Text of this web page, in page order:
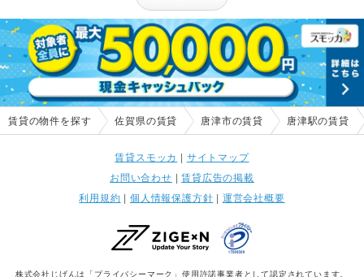
賃貸の物件を探す 佐賀県の賃貸 唐津市の賃貸 唐津駅の賃貸
賃貸スモッカ | サイトマップ
お問い合わせ |賃貸広告の掲載
利用規約 | 個人情報保護方針 | 運営会社概要
株式会社じげんは「プライバシーマーク」使用許諾事業者として認定されています。